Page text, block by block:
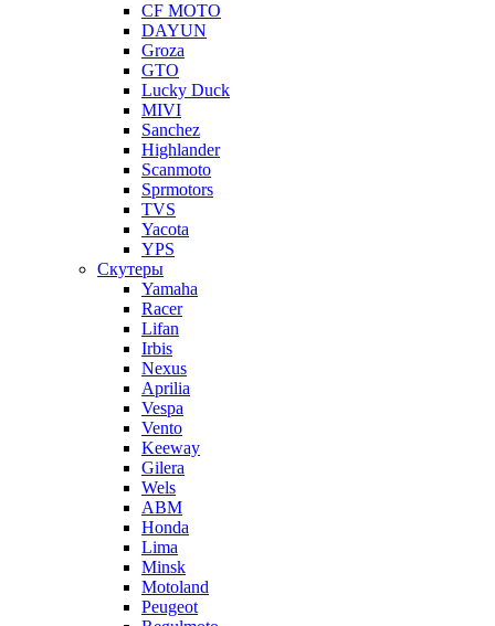
CF MOTO
DAYUN
Groza
GTO
Lucky Duck
MIVI
Sanchez
Highlander
Scanmoto
Sprmotors
TVS
Yacota
YPS
Скутеры
Yamaha
Racer
Lifan
Irbis
Nexus
Aprilia
Vespa
Vento
Keeway
Gilera
Wels
ABM
Honda
Lima
Minsk
Motoland
Peugeot